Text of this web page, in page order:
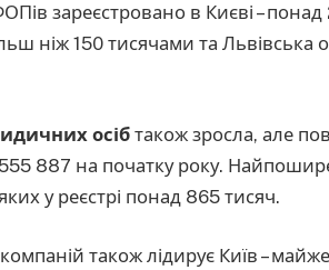
зареєстровано в Києві –
ніж 150 тисячами та Львівська
осіб також зросла, але
887 на початку року.
у реєстрі понад 865 тисяч.
також лідирує Київ –